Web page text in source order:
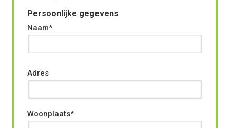
Persoonlijke gegevens
Naam
Adres
Woonplaats